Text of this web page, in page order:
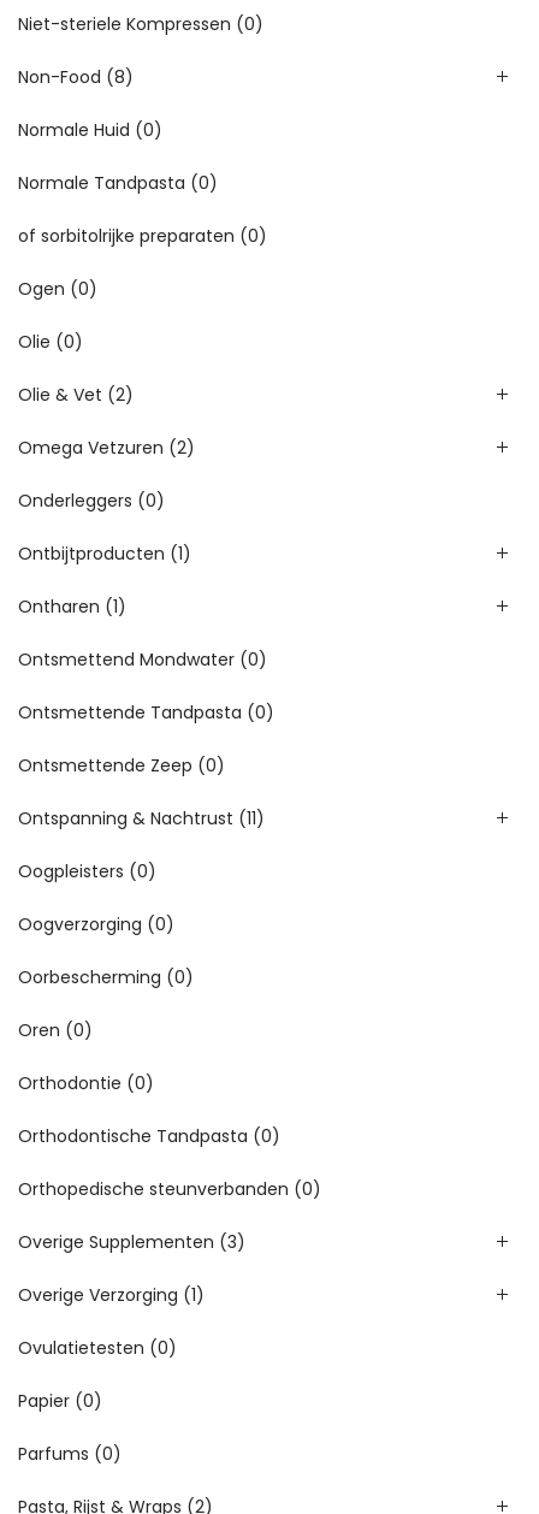
Niet-steriele Kompressen (0)
Non-Food (8)
Normale Huid (0)
Normale Tandpasta (0)
of sorbitolrijke preparaten (0)
Ogen (0)
Olie (0)
Olie & Vet (2)
Omega Vetzuren (2)
Onderleggers (0)
Ontbijtproducten (1)
Ontharen (1)
Ontsmettend Mondwater (0)
Ontsmettende Tandpasta (0)
Ontsmettende Zeep (0)
Ontspanning & Nachtrust (11)
Oogpleisters (0)
Oogverzorging (0)
Oorbescherming (0)
Oren (0)
Orthodontie (0)
Orthodontische Tandpasta (0)
Orthopedische steunverbanden (0)
Overige Supplementen (3)
Overige Verzorging (1)
Ovulatietesten (0)
Papier (0)
Parfums (0)
Pasta, Rijst & Wraps (2)